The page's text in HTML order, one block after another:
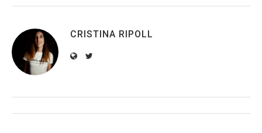
CRISTINA RIPOLL